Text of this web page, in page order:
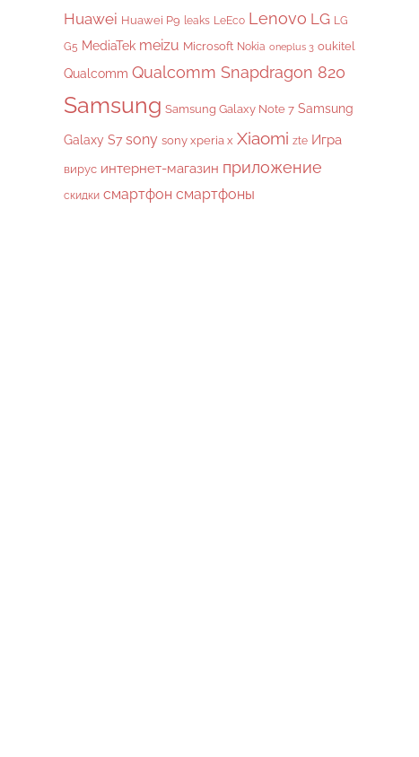
Huawei Huawei P9 leaks LeEco Lenovo LG LG
G5 MediaTek meizu Microsoft Nokia oneplus 3 oukitel
Qualcomm Qualcomm Snapdragon 820
Samsung Samsung Galaxy Note 7 Samsung
Galaxy S7 sony sony xperia x Xiaomi zte Игра
вирус интернет-магазин приложение
скидки смартфон смартфоны